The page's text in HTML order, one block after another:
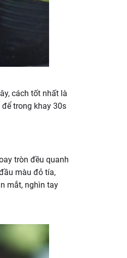
cách tốt nhất là
trong khay 30s
tròn đều quanh
màu đỏ tía,
mắt, nghìn tay